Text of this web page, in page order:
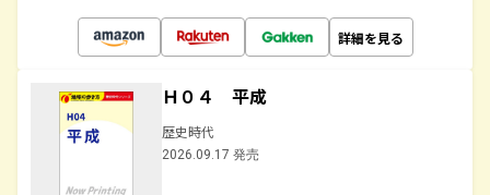
詳細を見る
Ｈ０４ 平成
歴史時代
2026.09.17 発売